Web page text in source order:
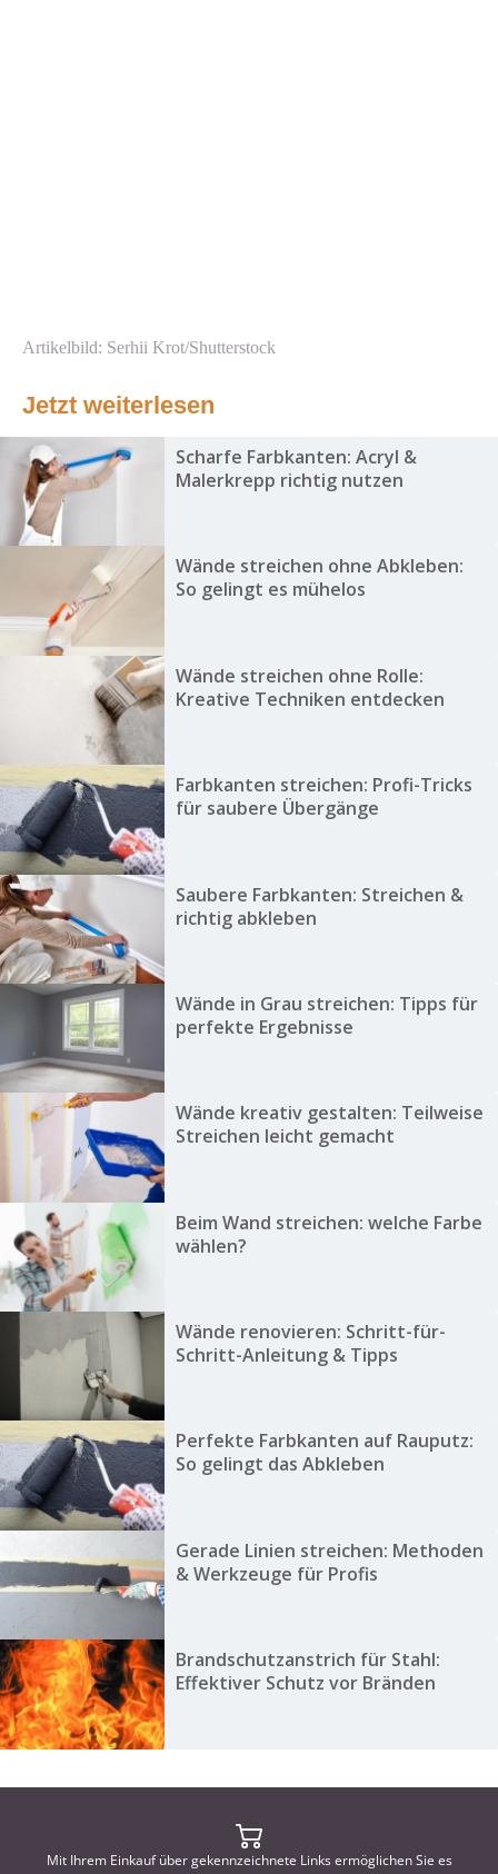
Artikelbild: Serhii Krot/Shutterstock
Jetzt weiterlesen
Scharfe Farbkanten: Acryl &
Malerkrepp richtig nutzen
Wände streichen ohne Abkleben:
So gelingt es mühelos
Wände streichen ohne Rolle:
Kreative Techniken entdecken
Farbkanten streichen: Profi-Tricks
für saubere Übergänge
Saubere Farbkanten: Streichen &
richtig abkleben
Wände in Grau streichen: Tipps für
perfekte Ergebnisse
Wände kreativ gestalten: Teilweise
Streichen leicht gemacht
Beim Wand streichen: welche Farbe
wählen?
Wände renovieren: Schritt-für-
Schritt-Anleitung & Tipps
Perfekte Farbkanten auf Rauputz:
So gelingt das Abkleben
Gerade Linien streichen: Methoden
& Werkzeuge für Profis
Brandschutzanstrich für Stahl:
Effektiver Schutz vor Bränden
Mit Ihrem Einkauf über gekennzeichnete Links ermöglichen Sie es